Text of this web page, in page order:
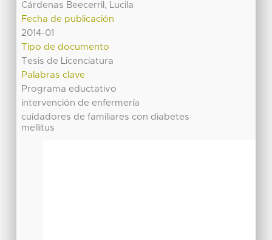
Cárdenas Beecerril, Lucila
Fecha de publicación
2014-01
Tipo de documento
Tesis de Licenciatura
Palabras clave
Programa eductativo
intervención de enfermería
cuidadores de familiares con diabetes
mellitus